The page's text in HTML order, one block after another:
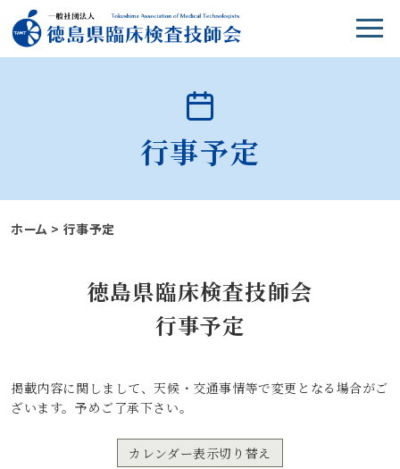
行事予定
ホーム > 行事予定
徳島県臨床検査技師会
行事予定
掲載内容に関しまして、天候・交通事情等で変更となる場合がご
ざいます。予めご了承下さい。
カレンダー表示切り替え